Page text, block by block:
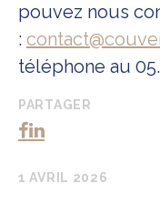
pouvez nous
:
téléphone au
PARTAGER
1 AVRIL 2026